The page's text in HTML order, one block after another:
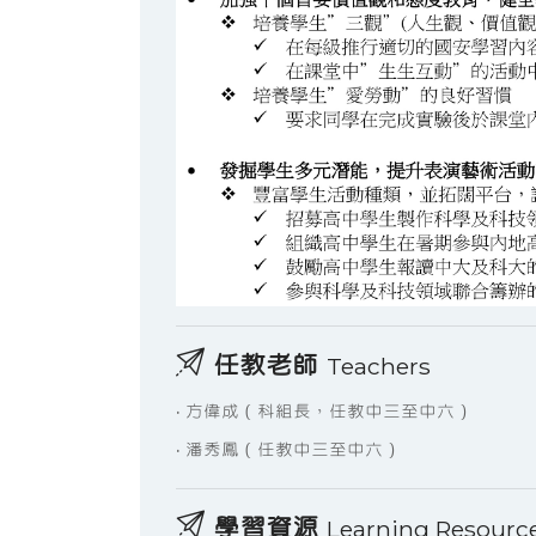
任教老師 Teachers
· 方偉成（科組長，任教中三至中六）
· 潘秀鳳（任教中三至中六）
學習資源 Learning